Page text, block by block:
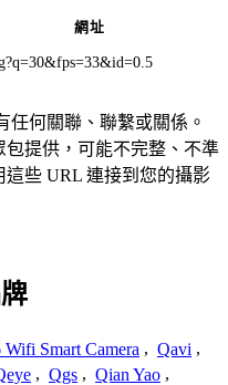
網址
任何關聯、聯繫或關係。
提供，可能不完整、不準
些 URL 連接到您的攝影
Wifi Smart Camera , Qavi ,
, Qgs , Qian Yao ,